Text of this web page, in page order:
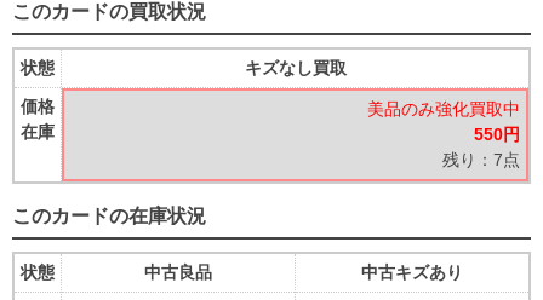
このカードの買取状況
状態
価格
在庫
キズなし買取
美品のみ強化買取中
550円
残り：7点
このカードの在庫状況
状態
中古良品
中古キズあり